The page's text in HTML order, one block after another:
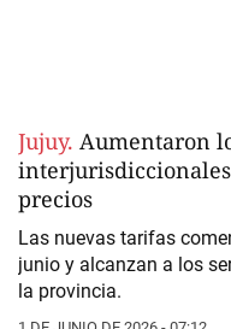
Jujuy. Aumentaron
precios
Las nuevas tarifas
junio y alcanzan a los
la provincia.